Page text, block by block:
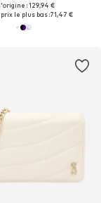
: 129,94 €
le plus bas :71,47 €